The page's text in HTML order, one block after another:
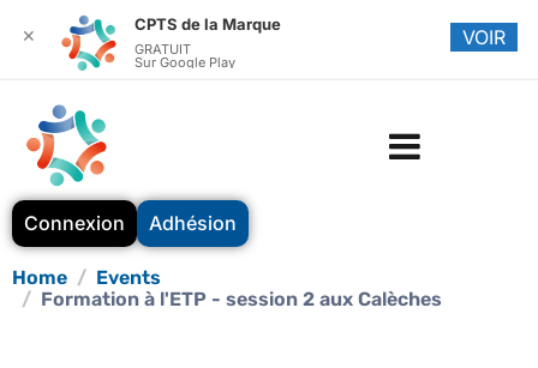
Connexion Adhésion
Home
Events
Formation à l'ETP - session 2 aux Calèches
✕
CPTS de la Marque
GRATUIT
Sur Google Play
VOIR